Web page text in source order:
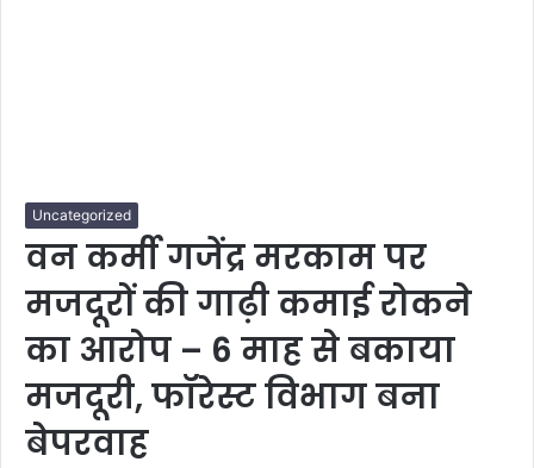
Uncategorized
वन कर्मी गजेंद्र मरकाम पर
मजदूरों की गाढ़ी कमाई रोकने
का आरोप – 6 माह से बकाया
मजदूरी, फॉरेस्ट विभाग बना
बेपरवाह